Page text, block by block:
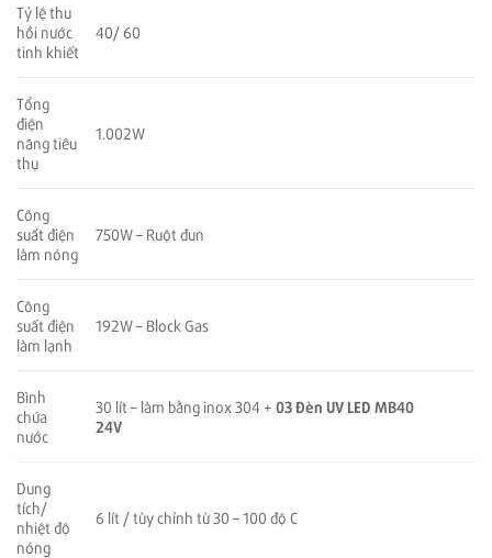
Tỷ lệ thu
hồi nước
tinh khiết
40/ 60
Tổng
điện
năng tiêu
thụ
1.002W
Công
suất điện
làm nóng
750W – Ruột đun
Công
suất điện
làm lạnh
192W – Block Gas
Bình
chứa
nước
30 lít – làm bằng inox 304 +03Đèn UV LED MB40
24V
Dung
tích/
nhiệt độ
nóng
6 lít / tùy chỉnh từ 30 – 100 độ C